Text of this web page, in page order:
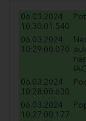
06.03.2024
10:30:01.540
06.03.2024
10:29:00.070
06.03.2024
10:28:00.630
06.03.2024
10:27:00.177